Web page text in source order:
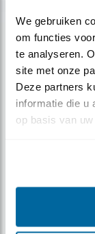
We gebruiken
om functies
te analyseren.
site met onze
Deze partners
informatie die u
op basis van
Nieuws
Dankzij
en..